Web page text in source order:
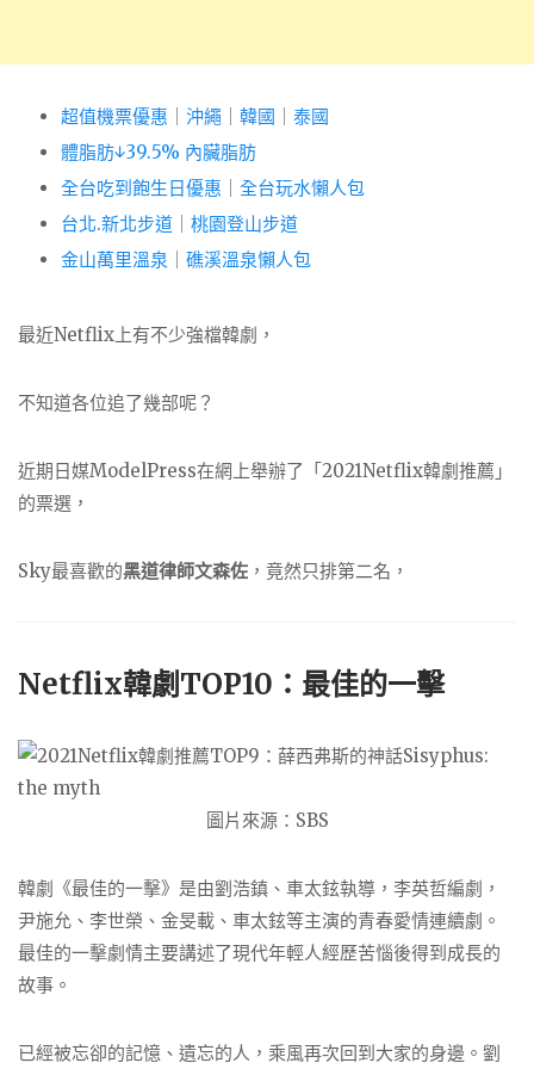
超值機票優惠 沖繩 韓國
泰國
體脂肪↓39.5% 內臟脂肪
全台吃到飽生日優惠
全台玩水懶人包
台北.新北步道
桃園登山步道
金山萬里溫泉
礁溪溫泉懶人包
最近Netflix上有不少強檔韓劇，
不知道各位追了幾部呢？
近期日媒ModelPress在網上舉辦了「2021Netflix韓劇推薦」
的票選，
Sky最喜歡的黑道律師文森佐 ，竟然只排第二名，
Netflix韓劇TOP10：最佳的一擊
圖片來源：SBS
韓劇《最佳的一擊》是由劉浩鎮、車太鉉執導，李英哲編劇，
尹施允、李世榮、金旻載、車太鉉等主演的青春愛情連續劇。
最佳的一擊劇情主要講述了現代年輕人經歷苦惱後得到成長的
故事。
已經被忘卻的記憶、遺忘的人，乘風再次回到大家的身邊。劉